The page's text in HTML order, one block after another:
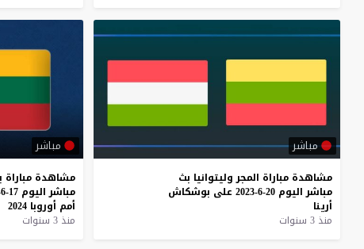
مباشر
مشاهدة مباراة المجر وليتوانيا بث
مباشر اليوم 20-6-2023 على بوشكاش
أرينا
منذ 3 سنوات
مباشر
مشاهدة مباراة
مباشر اليوم 17-6-2023
أمم أوروبا 2024
منذ 3 سنوات